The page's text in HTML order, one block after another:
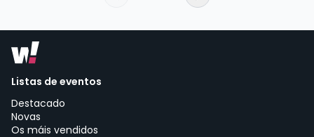
Listas de eventos
Destacado
Novas
Os máis vendidos